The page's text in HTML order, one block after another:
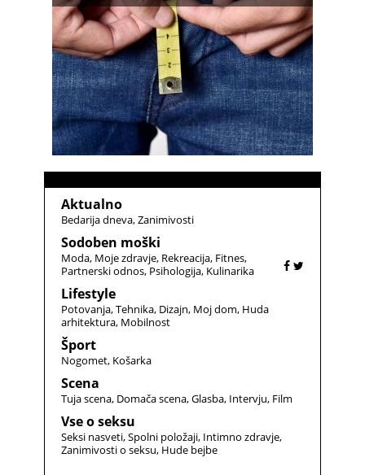
Aktualno
Bedarija dneva Zanimivosti
Sodoben moški
Moda Moje zdravje Rekreacija Fitnes
Partnerski odnos Psihologija Kulinarika
Lifestyle
Potovanja Tehnika Dizajn Moj dom Huda
arhitektura Mobilnost
Šport
Nogomet Košarka
Scena
Tuja scena Domača scena Glasba Intervju Film
Vse o seksu
Seksi nasveti Spolni položaji Intimno zdravje
Zanimivosti o seksu Hude bejbe